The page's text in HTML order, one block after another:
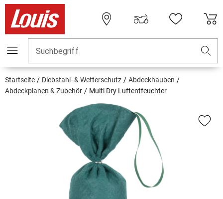
Suchbegriff
Startseite Diebstahl- & Wetterschutz
Abdeckhauben
Abdeckplanen & Zubehör
Multi Dry Luftentfeuchter